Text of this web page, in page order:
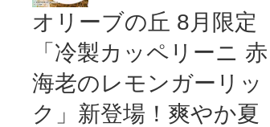
オリーブの丘 8月限定
「冷製カッペリーニ 赤
海老のレモンガーリッ
ク」新登場！爽やか夏